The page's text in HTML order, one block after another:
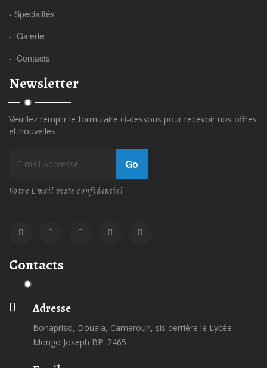
- Spécialités
- Galerie
- Contacts
Newsletter
Veuillez remplir le formulaire ci-dessous pour recevoir nos offres
et nouvelles
Go
Votre Email reste confidentiel
Contacts
Adresse
Bonapriso, Douala, Cameroun, sis derrière le Lycée
Mongo Joseph BP: 2465